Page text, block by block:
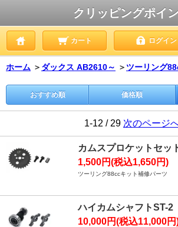
クリッピングポイ
カート ログイン
ホーム ＞ ダックス AB2610～ ＞ ツーリング
おすすめ順 価格順
1-12 / 29 次のページ
カムスプロケットセッ
1,500円(税込1,650円)
ツーリング88ccキット補修パーツ
ハイカムシャフトST-2
10,000円(税込11,000円